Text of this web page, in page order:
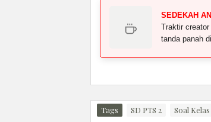
SEDEKAH
Traktir
tanda panah
Tags SD PTS 2 Soal Kelas